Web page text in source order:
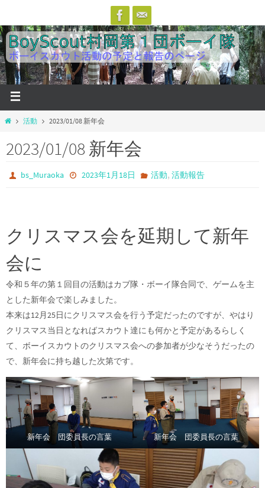
活動 2023/01/08 新年会
2023/01/08 新年会
bs_Muraoka 2023年1月18日 活動, 活動報告
クリスマス会を延期して新年
会に
令和５年の第１回目の活動はカブ隊・ボーイ隊合同で、ゲームを主
とした新年会で楽しみました。
本来は12月25日にクリスマス会を行う予定だったのですが、やはり
クリスマス当日となればスカウト達にも何かと予定があるらしく
て、ボーイスカウトのクリスマス会への参加者が少なそうだったの
で、新年会に持ち越した次第です。
新年会 団委員長の言葉 新年会 団委員長の言葉